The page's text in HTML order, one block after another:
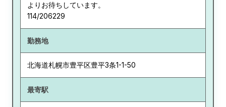
よりお待ちしています。
114/206229
勤務地
北海道札幌市豊平区豊平3条1-1-50
最寄駅